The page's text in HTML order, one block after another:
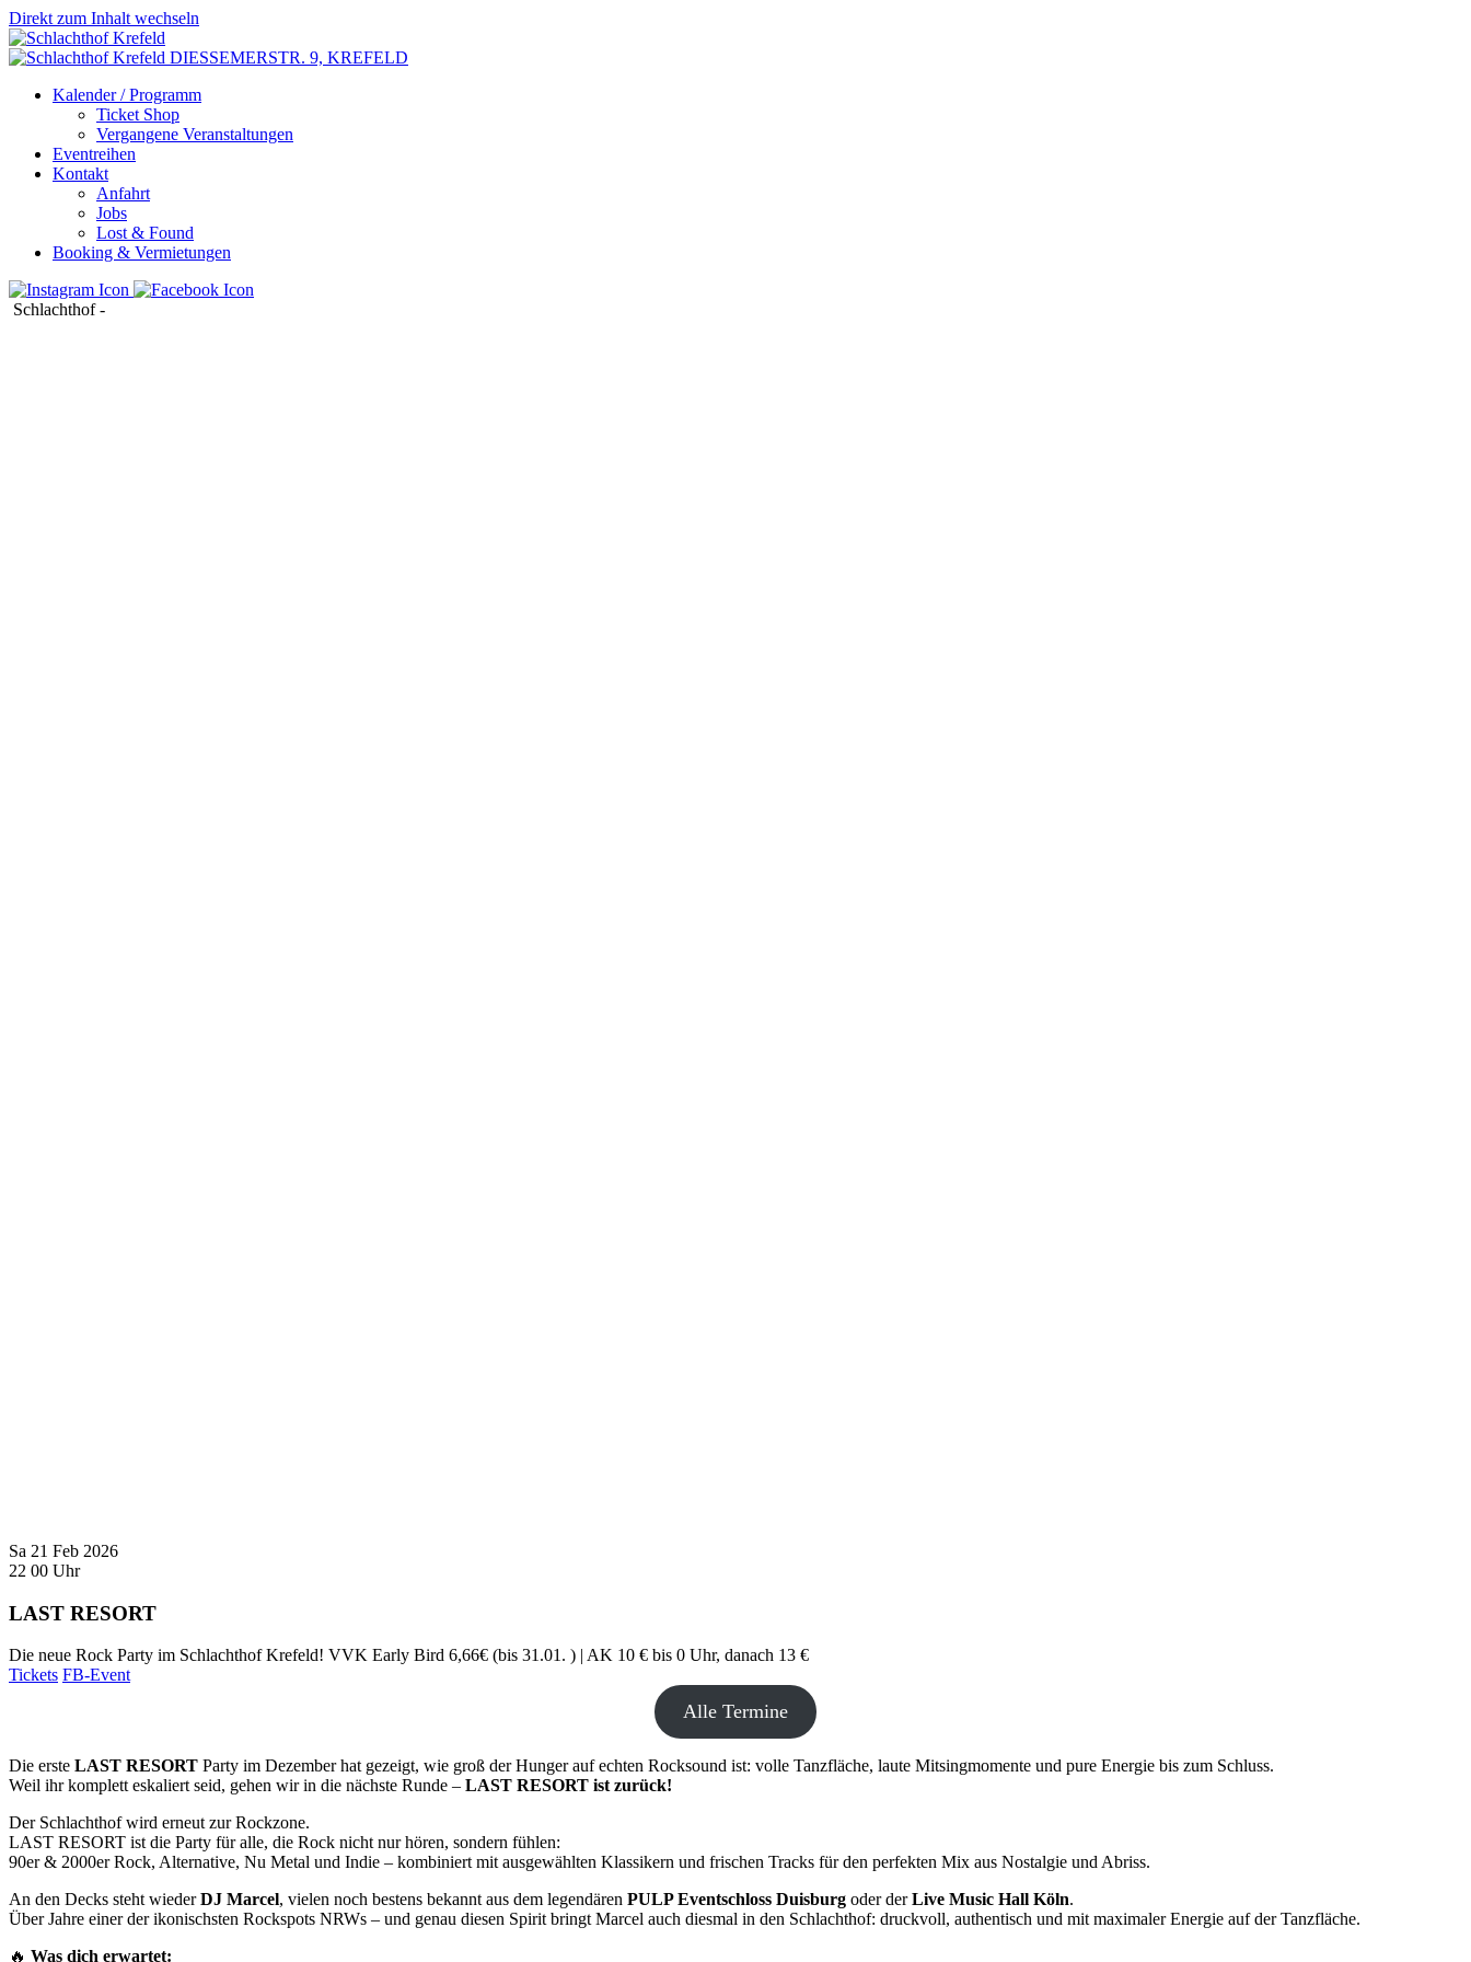
Direkt zum Inhalt wechseln
DIESSEMERSTR. 9, KREFELD
Kalender / Programm
Ticket Shop
Vergangene Veranstaltungen
Eventreihen
Kontakt
Anfahrt
Jobs
Lost & Found
Booking & Vermietungen
Schlachthof-
Sa 21 Feb 2026
22 00 Uhr
LAST RESORT
Die neue Rock Party im Schlachthof Krefeld! VVK Early Bird 6,66€ (bis 31.01. ) | AK 10 € bis 0 Uhr, danach 13 €
Tickets FB-Event
Alle Termine
Die erste LAST RESORT Party im Dezember hat gezeigt, wie groß der Hunger auf echten Rocksound ist: volle Tanzfläche, laute Mitsingmomente und pure Energie bis zum Schluss.
Weil ihr komplett eskaliert seid, gehen wir in die nächste Runde – LAST RESORT ist zurück!
Der Schlachthof wird erneut zur Rockzone.
LAST RESORT ist die Party für alle, die Rock nicht nur hören, sondern fühlen:
90er & 2000er Rock, Alternative, Nu Metal und Indie – kombiniert mit ausgewählten Klassikern und frischen Tracks für den perfekten Mix aus Nostalgie und Abriss.
An den Decks steht wiederDJ Marcel, vielen noch bestens bekannt aus dem legendären PULP Eventschloss Duisburg oder derLive Music Hall Köln.
Über Jahre einer der ikonischsten Rockspots NRWs – und genau diesen Spirit bringt Marcel auch diesmal in den Schlachthof: druckvoll, authentisch und mit maximaler Energie auf der Tanzfläche.
🔥 Was dich erwartet: